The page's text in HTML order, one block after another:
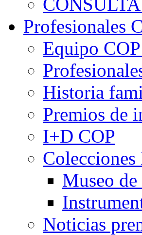
Profesionales
Equipo
Historia
Premios de
I+D COP
Museo
Noticias